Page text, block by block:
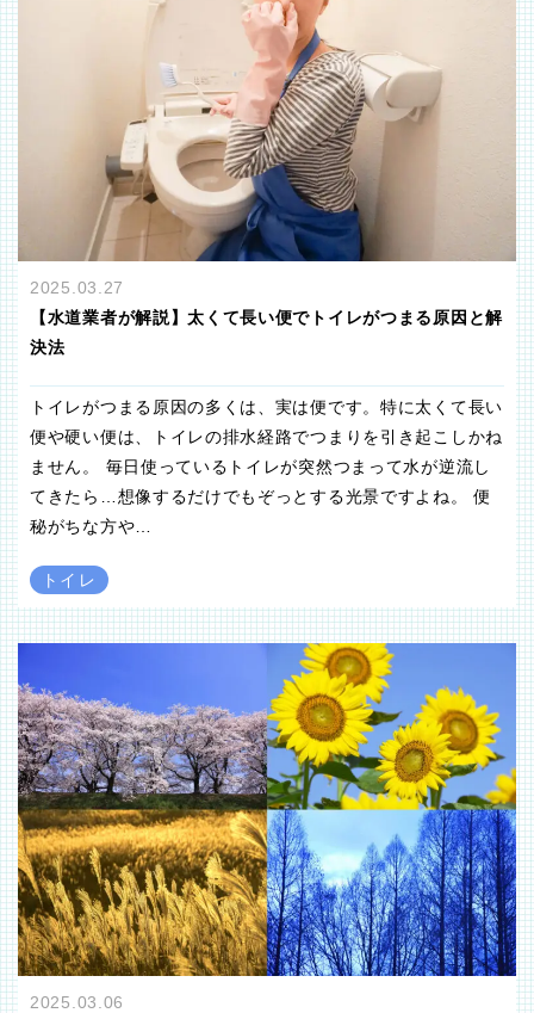
2025.03.27
【水道業者が解説】太くて長い便でトイレがつまる原因と解
決法
トイレがつまる原因の多くは、実は便です。特に太くて長い
便や硬い便は、トイレの排水経路でつまりを引き起こしかね
ません。 毎日使っているトイレが突然つまって水が逆流し
てきたら…想像するだけでもぞっとする光景ですよね。 便
秘がちな方や…
トイレ
2025.03.06